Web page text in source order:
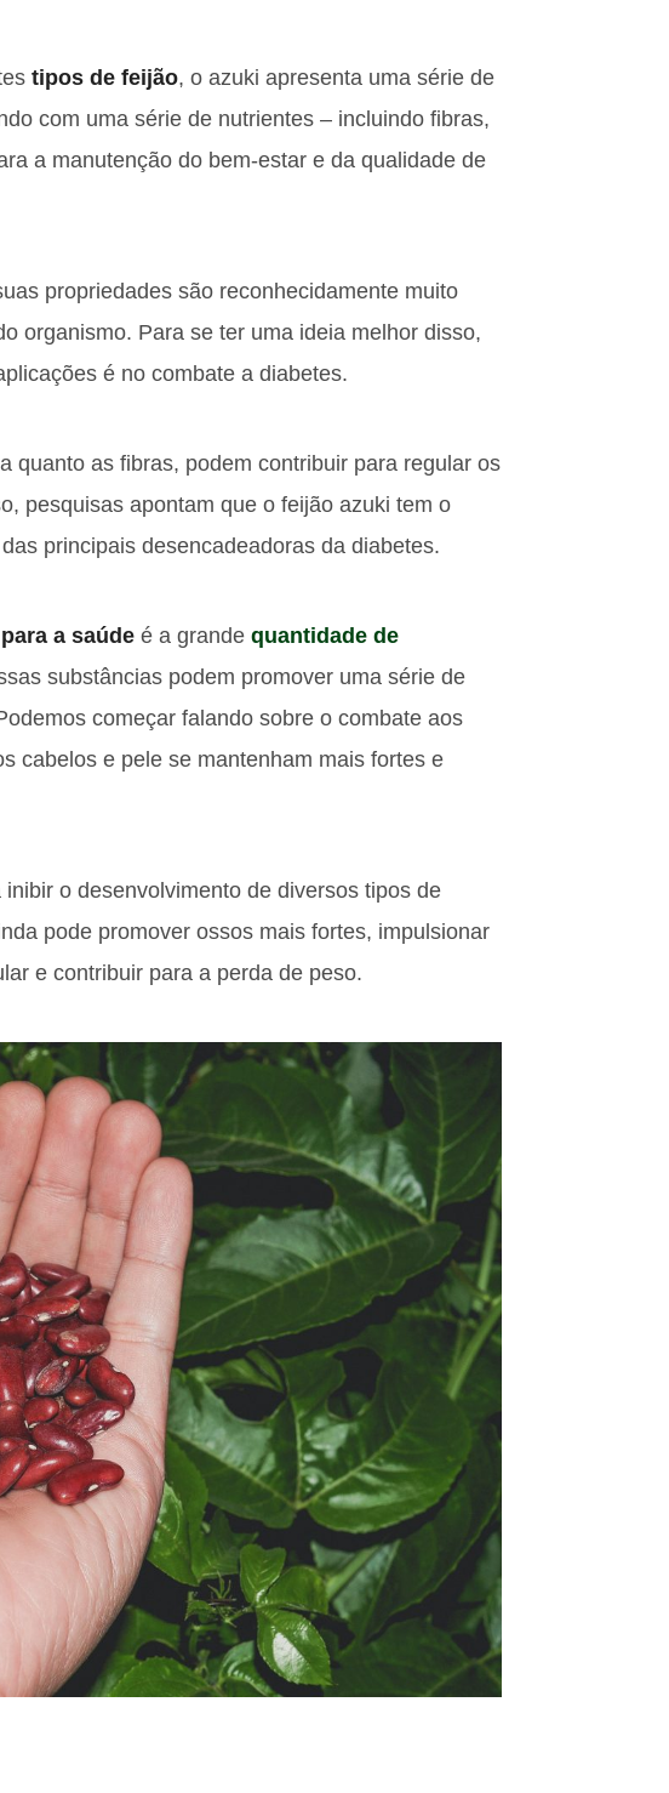
tipos de feijão, o azuki apresenta uma série de
com uma série de nutrientes – incluindo fibras,
a manutenção do bem-estar e da qualidade de
propriedades são reconhecidamente muito
organismo. Para se ter uma ideia melhor disso,
é no combate a diabetes.
quanto as fibras, podem contribuir para regular os
pesquisas apontam que o feijão azuki tem o
principais desencadeadoras da diabetes.
a saúde é a grande quantidade de
substâncias podem promover uma série de
começar falando sobre o combate aos
cabelos e pele se mantenham mais fortes e
o desenvolvimento de diversos tipos de
pode promover ossos mais fortes, impulsionar
e contribuir para a perda de peso.